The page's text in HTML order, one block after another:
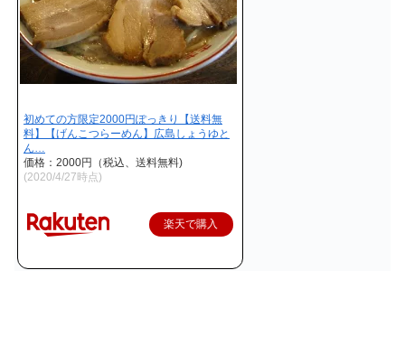
初めての方限定2000円ぽっきり【送料無
料】【げんこつらーめん】広島しょうゆと
ん…
価格：2000円（税込、送料無料)
(2020/4/27時点)
楽天で購入